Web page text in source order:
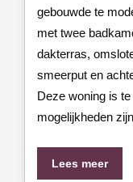
gebouwde te
met twee
dakterras,
smeerput en
Deze woning is
mogelijkheden
Lees meer